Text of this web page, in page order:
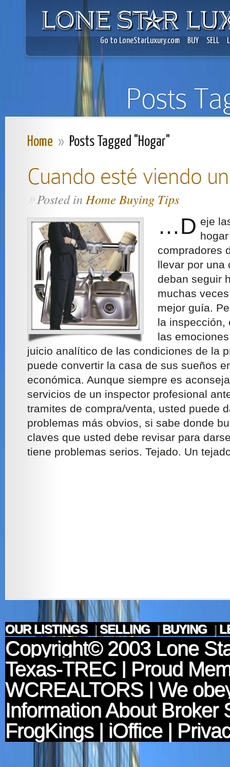
Go to LoneStarLuxury.com BUY SELL
Posts
Home » Posts Tagged "Hogar"
Cuando esté viendo
»Posted inHome Buying Tips
…D eje
compradores
llevar por una
deban seguir
muchas
mejor guía.
la inspección,
las
juicio analítico de las condiciones de la
puede convertir la casa de sus sueños
económica. Aunque siempre es
servicios de un inspector profesional
tramites de compra/venta, usted puede
problemas más obvios, si sabe donde
claves que usted debe revisar para
tiene problemas serios. Tejado. Un
OUR LISTINGS | SELLING | BUYING |
Copyright© 2003 Lone
Texas-TREC| Proud
WCREALTORS | We
Information About Broker
FrogKings| iOffice|